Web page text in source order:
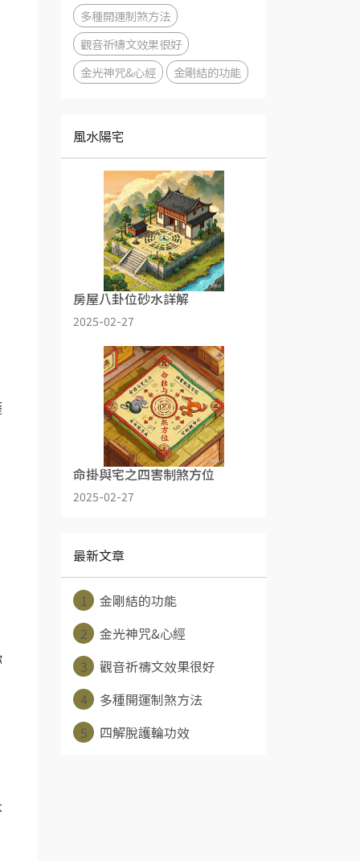
多種開運制煞方法
觀音祈禱文效果很好
金光神咒&心經
金剛結的功能
風水陽宅
房屋八卦位砂水詳解
2025-02-27
命掛與宅之四害制煞方位
2025-02-27
最新文章
1
金剛結的功能
2
金光神咒&心經
3
觀音祈禱文效果很好
4
多種開運制煞方法
5
四解脫護輪功效